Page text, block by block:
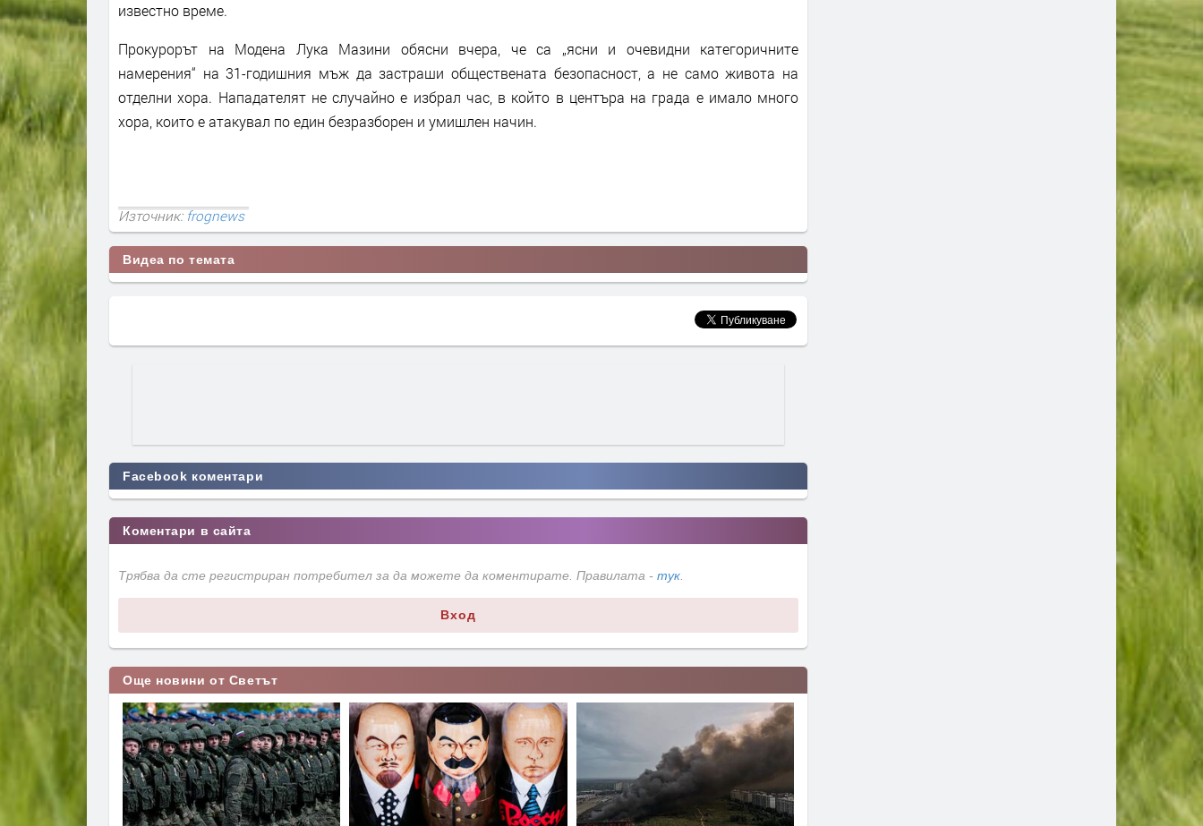
известно време.
Прокурорът на Модена Лука Мазини обясни вчера, че са „ясни и очевидни категоричните
намерения“ на 31-годишния мъж да застраши обществената безопасност, а не само живота на
отделни хора. Нападателят не случайно е избрал час, в който в центъра на града е имало много
хора, които е атакувал по един безразборен и умишлен начин.
Източник:frognews
Видеа по темата
Facebook коментари
Коментари в сайта
Трябва да сте регистриран потребител за да можете да коментирате. Правилата - тук.
Вход
Още новини от Светът